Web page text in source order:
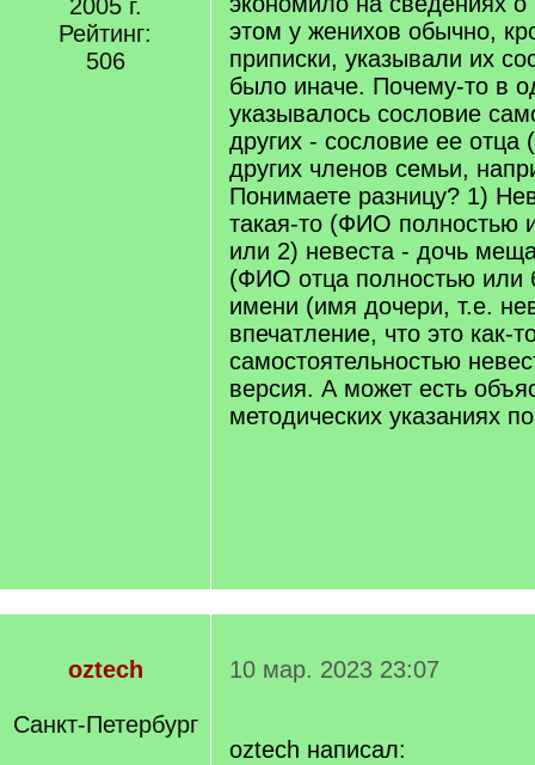
2005 г.
Рейтинг:
506
этом у женихов обычно,
приписки, указывали их
было иначе. Почему-то в
указывалось сословие
других - сословие ее отца
других членов семьи,
Понимаете разницу? 1)
такая-то (ФИО полностью
или 2) невеста - дочь
(ФИО отца полностью или
имени (имя дочери, т.е.
впечатление, что это как-
самостоятельностью
версия. А может есть
методических указаниях
oztech
Санкт-Петербург
10 мар. 2023 23:07
oztech написал: